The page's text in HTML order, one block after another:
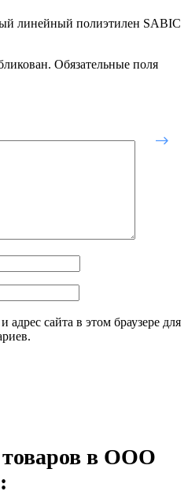
линейный полиэтилен SABIC
Обязательные поля
сайта в этом браузере для
в ООО